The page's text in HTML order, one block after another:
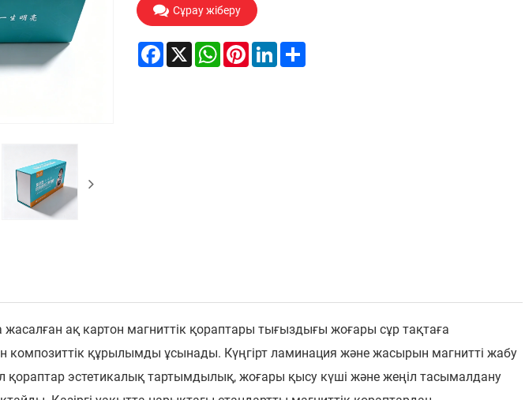
Сұрау жіберу
Facebook
X WhatsApp
PinterestLinkedInShare
ақ картон магниттік қораптары тығыздығы жоғары сұр тақтаға
композиттік құрылымды ұсынады. Күңгірт ламинация және жасырын магнитті жабу
қораптар эстетикалық тартымдылық, жоғары қысу күші және жеңіл тасымалдану